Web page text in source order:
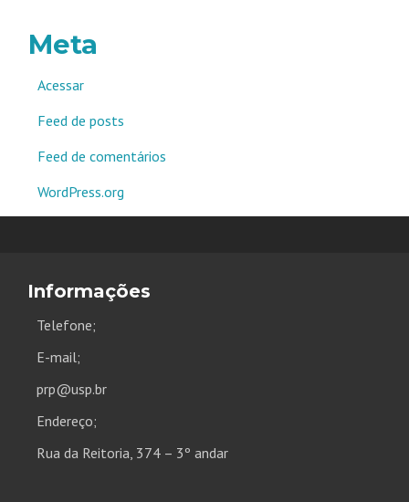
Meta
Acessar
Feed de posts
Feed de comentários
WordPress.org
Informações
Telefone;
E-mail;
prp@usp.br
Endereço;
Rua da Reitoria, 374 – 3º andar